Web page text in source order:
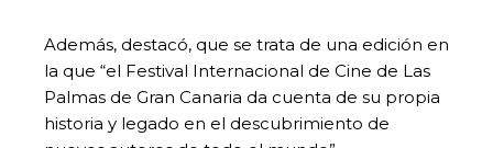
Además, destacó, que se trata de una edición en
la que “el Festival Internacional de Cine de Las
Palmas de Gran Canaria da cuenta de su propia
historia y legado en el descubrimiento de